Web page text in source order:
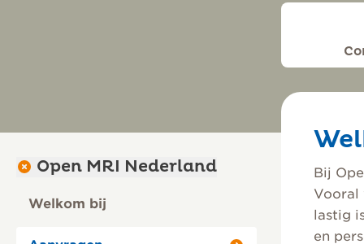
Open MRI Nederland
Welkom bij
Bij
Vooral
lastig
en